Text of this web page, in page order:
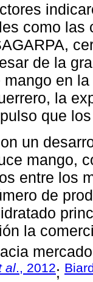
como
de la
en
la
que
un
mango,
entre los
de
la
al., 2012;